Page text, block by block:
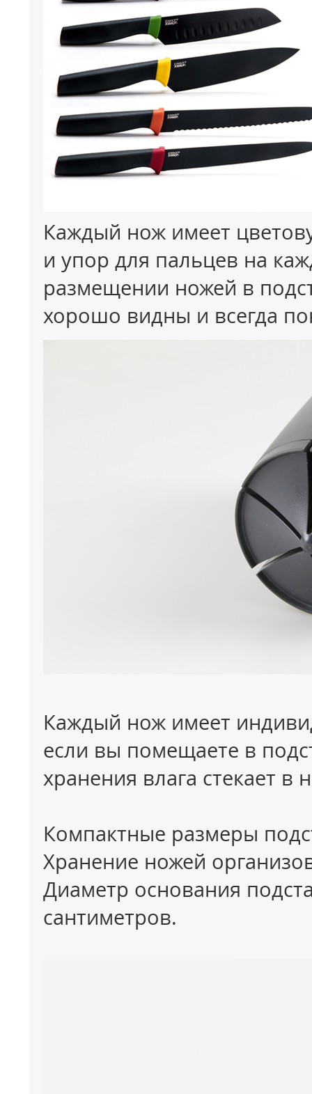
Каждый нож имеет
и упор для пальцев на
размещении ножей в
хорошо видны и всегда
Каждый нож имеет
если вы помещаете в
хранения влага стекает в
Компактные размеры
Хранение ножей
Диаметр основания
сантиметров.